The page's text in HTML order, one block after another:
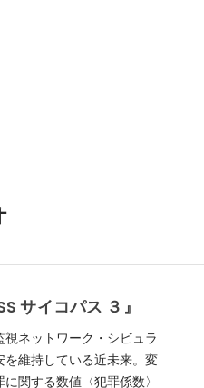
サイコパス ３』
ネットワーク・シビュラ
を維持している近未来。変
関する数値〈犯罪係数〉